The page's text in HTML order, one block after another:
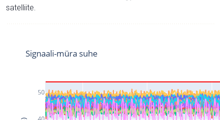
satelliite.
50
Signaali-müra suhe